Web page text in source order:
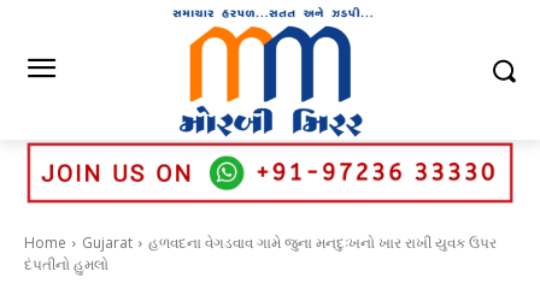
Home Gujarat
હળવદના વેગડવાવ ગામે જુના મનદુઃખનો ખાર રાખી યુવક ઉપર
દંપતીનો હુમલો